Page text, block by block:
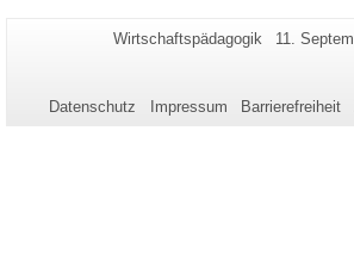
dieser
Seiten-
Wirtschaftspädagogik
Letzte
11.
Datenschutz Impressum Barrierefreiheit